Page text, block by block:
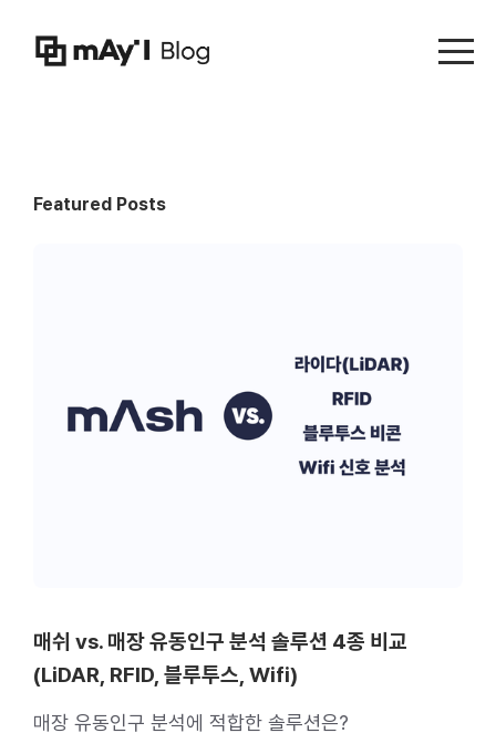
Menu
Featured Posts
매쉬 vs. 매장 유동인구 분석 솔루션 4종 비교
(LiDAR, RFID, 블루투스, Wifi)
매장 유동인구 분석에 적합한 솔루션은?